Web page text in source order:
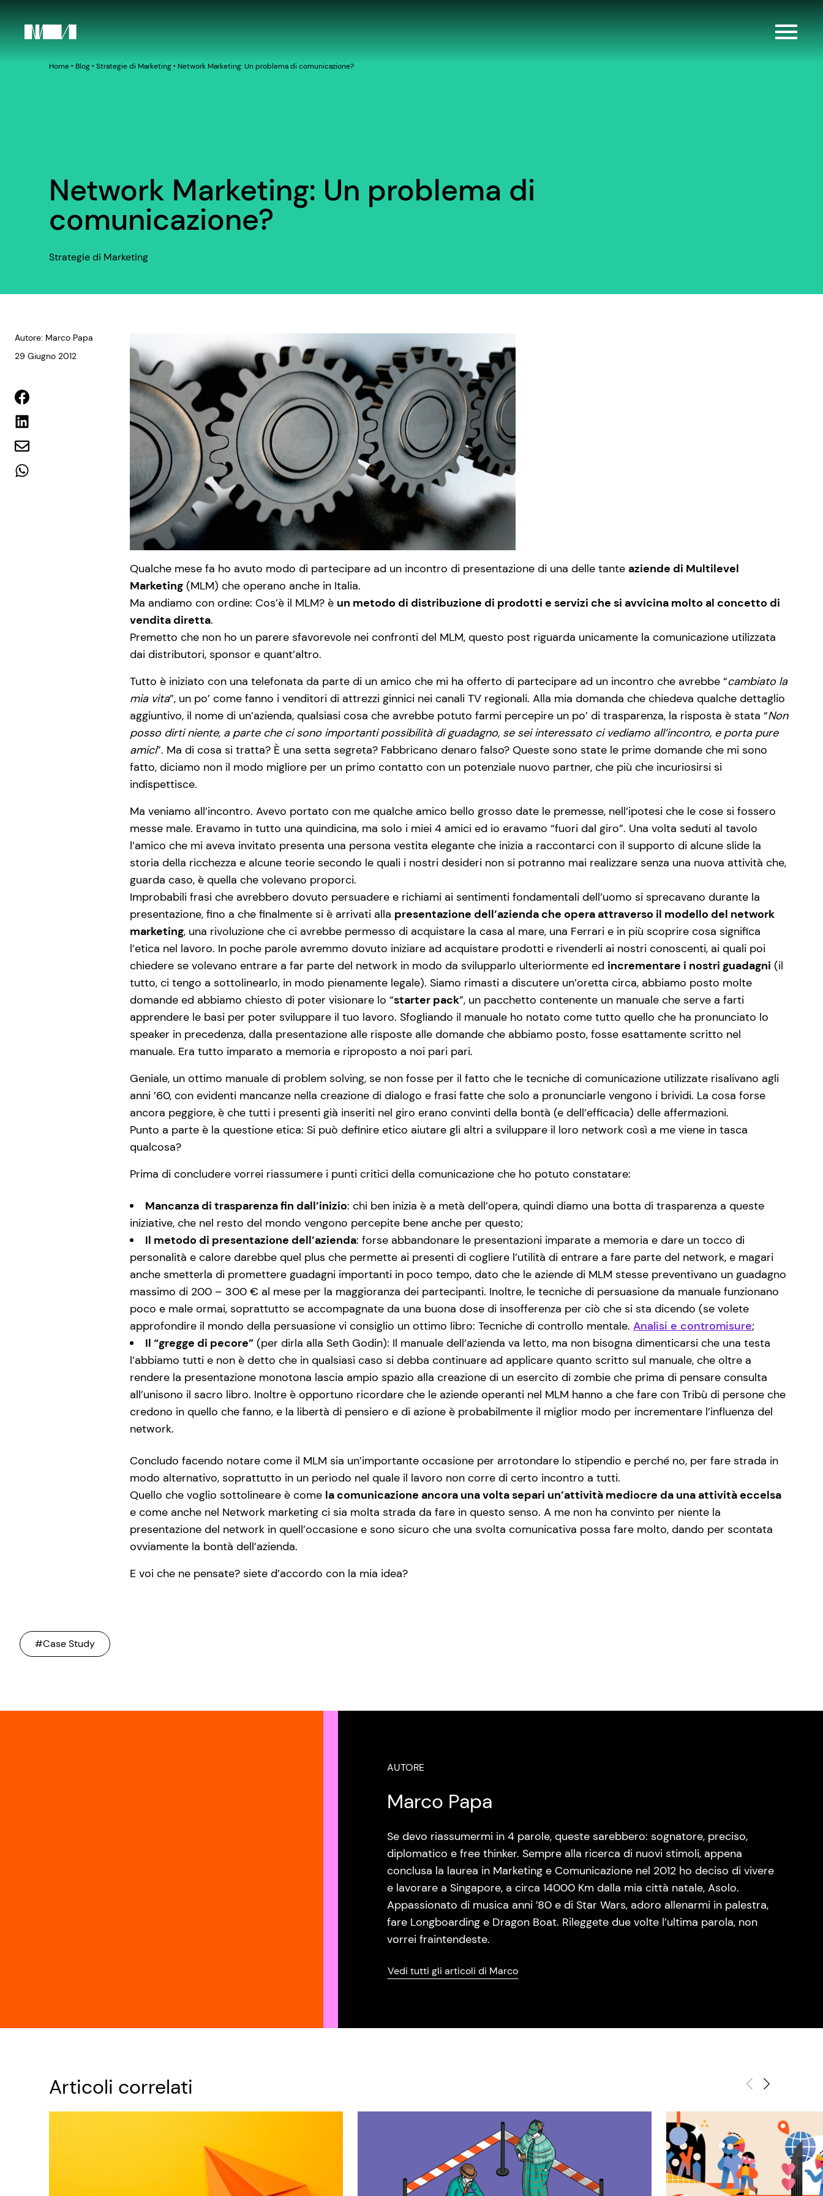
Home‣ Blog‣Strategie di Marketing‣ Network Marketing: Un problema di comunicazione?
Network Marketing: Un problema di
comunicazione?
Strategie di Marketing
Autore: Marco Papa
29 Giugno 2012
Qualche mese fa ho avuto modo di partecipare ad un incontro di presentazione di una delle tante aziende di Multilevel
Marketing (MLM) che operano anche in Italia.
Ma andiamo con ordine: Cos’è il MLM? è un metodo di distribuzione di prodotti e servizi che si avvicina molto al concetto di
vendita diretta.
Premetto che non ho un parere sfavorevole nei confronti del MLM, questo post riguarda unicamente la comunicazione utilizzata
dai distributori, sponsor e quant’altro.
Tutto è iniziato con una telefonata da parte di un amico che mi ha offerto di partecipare ad un incontro che avrebbe “cambiato la
mia vita”, un po’ come fanno i venditori di attrezzi ginnici nei canali TV regionali. Alla mia domanda che chiedeva qualche dettaglio
aggiuntivo, il nome di un’azienda, qualsiasi cosa che avrebbe potuto farmi percepire un po’ di trasparenza, la risposta è stata “Non
posso dirti niente, a parte che ci sono importanti possibilità di guadagno, se sei interessato ci vediamo all’incontro, e porta pure
amici”. Ma di cosa si tratta? È una setta segreta? Fabbricano denaro falso? Queste sono state le prime domande che mi sono
fatto, diciamo non il modo migliore per un primo contatto con un potenziale nuovo partner, che più che incuriosirsi si
indispettisce.
Ma veniamo all’incontro. Avevo portato con me qualche amico bello grosso date le premesse, nell’ipotesi che le cose si fossero
messe male. Eravamo in tutto una quindicina, ma solo i miei 4 amici ed io eravamo “fuori dal giro”. Una volta seduti al tavolo
l’amico che mi aveva invitato presenta una persona vestita elegante che inizia a raccontarci con il supporto di alcune slide la
storia della ricchezza e alcune teorie secondo le quali i nostri desideri non si potranno mai realizzare senza una nuova attività che,
guarda caso, è quella che volevano proporci.
Improbabili frasi che avrebbero dovuto persuadere e richiami ai sentimenti fondamentali dell’uomo si sprecavano durante la
presentazione, fino a che finalmente si è arrivati alla presentazione dell’azienda che opera attraverso il modello del network
marketing, una rivoluzione che ci avrebbe permesso di acquistare la casa al mare, una Ferrari e in più scoprire cosa significa
l’etica nel lavoro. In poche parole avremmo dovuto iniziare ad acquistare prodotti e rivenderli ai nostri conoscenti, ai quali poi
chiedere se volevano entrare a far parte del network in modo da svilupparlo ulteriormente ed incrementare i nostri guadagni (il
tutto, ci tengo a sottolinearlo, in modo pienamente legale). Siamo rimasti a discutere un’oretta circa, abbiamo posto molte
domande ed abbiamo chiesto di poter visionare lo “starter pack”, un pacchetto contenente un manuale che serve a farti
apprendere le basi per poter sviluppare il tuo lavoro. Sfogliando il manuale ho notato come tutto quello che ha pronunciato lo
speaker in precedenza, dalla presentazione alle risposte alle domande che abbiamo posto, fosse esattamente scritto nel
manuale. Era tutto imparato a memoria e riproposto a noi pari pari.
Geniale, un ottimo manuale di problem solving, se non fosse per il fatto che le tecniche di comunicazione utilizzate risalivano agli
anni ’60, con evidenti mancanze nella creazione di dialogo e frasi fatte che solo a pronunciarle vengono i brividi. La cosa forse
ancora peggiore, è che tutti i presenti già inseriti nel giro erano convinti della bontà (e dell’efficacia) delle affermazioni.
Punto a parte è la questione etica: Si può definire etico aiutare gli altri a sviluppare il loro network così a me viene in tasca
qualcosa?
Prima di concludere vorrei riassumere i punti critici della comunicazione che ho potuto constatare:
Mancanza di trasparenza fin dall’inizio: chi ben inizia è a metà dell’opera, quindi diamo una botta di trasparenza a queste
iniziative, che nel resto del mondo vengono percepite bene anche per questo;
Il metodo di presentazione dell’azienda: forse abbandonare le presentazioni imparate a memoria e dare un tocco di
personalità e calore darebbe quel plus che permette ai presenti di cogliere l’utilità di entrare a fare parte del network, e magari
anche smetterla di promettere guadagni importanti in poco tempo, dato che le aziende di MLM stesse preventivano un guadagno
massimo di 200 – 300 € al mese per la maggioranza dei partecipanti. Inoltre, le tecniche di persuasione da manuale funzionano
poco e male ormai, soprattutto se accompagnate da una buona dose di insofferenza per ciò che si sta dicendo (se volete
approfondire il mondo della persuasione vi consiglio un ottimo libro: Tecniche di controllo mentale. Analisi e contromisure;
Il “gregge di pecore” (per dirla alla Seth Godin): Il manuale dell’azienda va letto, ma non bisogna dimenticarsi che una testa
l’abbiamo tutti e non è detto che in qualsiasi caso si debba continuare ad applicare quanto scritto sul manuale, che oltre a
rendere la presentazione monotona lascia ampio spazio alla creazione di un esercito di zombie che prima di pensare consulta
all’unisono il sacro libro. Inoltre è opportuno ricordare che le aziende operanti nel MLM hanno a che fare con Tribù di persone che
credono in quello che fanno, e la libertà di pensiero e di azione è probabilmente il miglior modo per incrementare l’influenza del
network.
Concludo facendo notare come il MLM sia un’importante occasione per arrotondare lo stipendio e perché no, per fare strada in
modo alternativo, soprattutto in un periodo nel quale il lavoro non corre di certo incontro a tutti.
Quello che voglio sottolineare è come la comunicazione ancora una volta separi un’attività mediocre da una attività eccelsa
e come anche nel Network marketing ci sia molta strada da fare in questo senso. A me non ha convinto per niente la
presentazione del network in quell’occasione e sono sicuro che una svolta comunicativa possa fare molto, dando per scontata
ovviamente la bontà dell’azienda.
E voi che ne pensate? siete d’accordo con la mia idea?
#Case Study
AUTORE
Marco Papa
Se devo riassumermi in 4 parole, queste sarebbero: sognatore, preciso,
diplomatico e free thinker. Sempre alla ricerca di nuovi stimoli, appena
conclusa la laurea in Marketing e Comunicazione nel 2012 ho deciso di vivere
e lavorare a Singapore, a circa 14000 Km dalla mia città natale, Asolo.
Appassionato di musica anni ’80 e di Star Wars, adoro allenarmi in palestra,
fare Longboarding e Dragon Boat. Rileggete due volte l’ultima parola, non
vorrei fraintendeste.
Vedi tutti gli articoli di Marco
Articoli correlati